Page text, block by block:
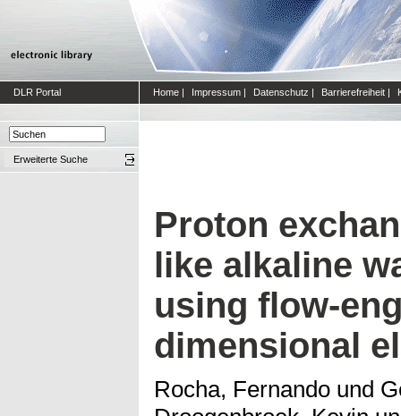
DLR Portal Home | Impressum | Datenschutz | Barrierefreiheit |
Erweiterte Suche
Proton
like alkaline
using flow-
dimensional
Rocha, Fernando und